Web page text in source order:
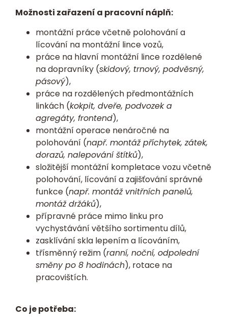
Možnosti zařazení a pracovní náplň:
montážní práce včetně polohování a
lícování na montážní lince vozů,
práce na hlavní montážní lince rozdělené
na dopravníky (skidový, trnový, podvěsný,
pásový),
práce na rozdělených předmontážních
linkách (kokpit, dveře, podvozek a
agregáty, frontend),
montážní operace nenáročné na
polohování (např. montáž příchytek, zátek,
dorazů, nalepování štítků),
složitější montážní kompletace vozu včetně
polohování, lícování a zajišťování správné
funkce (např. montáž vnitřních panelů,
montáž držáků),
přípravné práce mimo linku pro
vychystávání většího sortimentu dílů,
zasklívání skla lepením a lícováním,
třísměnný režim (ranní, noční, odpolední
směny po 8 hodinách), rotace na
pracovištích.
Co je potřeba: